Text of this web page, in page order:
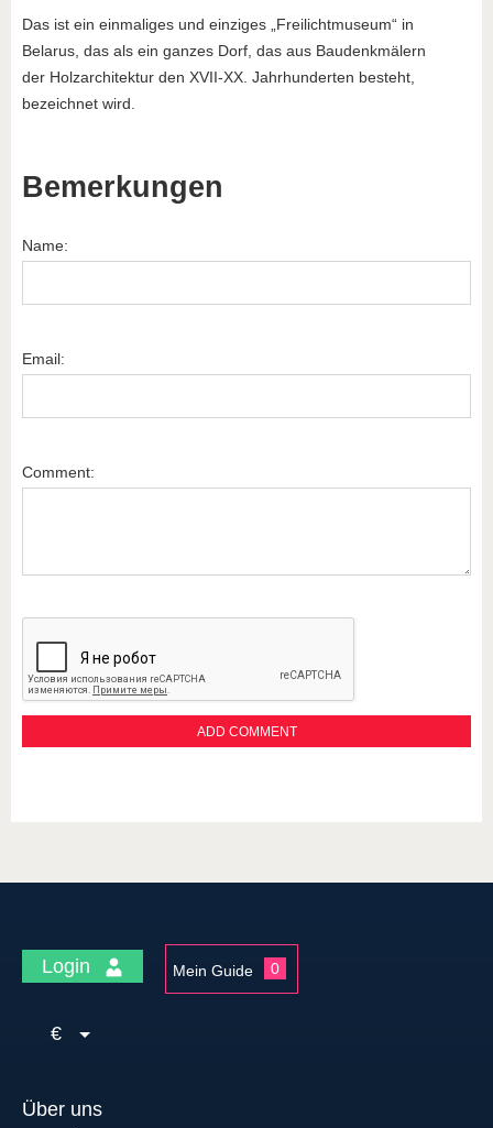
Das ist ein einmaliges und einziges „Freilichtmuseum“ in
Belarus, das als ein ganzes Dorf, das aus Baudenkmälern
der Holzarchitektur den XVII-ХХ. Jahrhunderten besteht,
bezeichnet wird.
Bemerkungen
Name:
Email:
Comment:
Login Mein Guide 0
€
Über uns